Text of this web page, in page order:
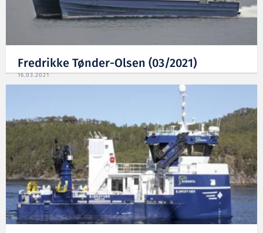
Fredrikke Tønder-Olsen (03/2021)
16.03.2021